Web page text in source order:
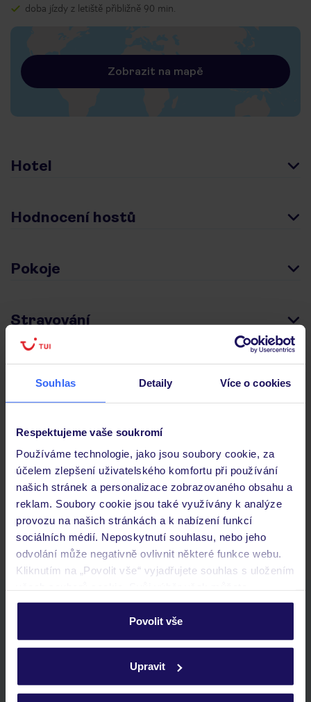
Souhlas Detaily Více o cookies
Respektujeme vaše soukromí
Používáme technologie, jako jsou soubory cookie, za
účelem zlepšení uživatelského komfortu při používání
našich stránek a personalizace zobrazovaného obsahu a
reklam. Soubory cookie jsou také využívány k analýze
provozu na našich stránkách a k nabízení funkcí
sociálních médií. Neposkytnutí souhlasu, nebo jeho
odvolání může negativně ovlivnit některé funkce webu.
Kliknutím na „Povolit vše“ vyjadřujete souhlas s uložením
personalizovat v sekci „Personalizace“.
Podrobné informace o souborech cookie naleznete v
ochrany osobních údajů.
Povolit vše
Upravit
doba jízdy z letiště přibližně 90 min.
Zobrazit na mapě
Hotel
Hodnocení hostů
Pokoje
Stravování
Často kladené otázky
Jaké doklady jsou potřebné při cestování?
Budeme ubytováni ihned po příjezdu do hotelu?
Kam jít po přistání a vyzvednutí zavazadel?
Zobrazit další
Stáhněte si bezplatnou aplikaci TUI
rychlé vyhledávání a prohlížení nabídek
seznam oblíbených nabídek a možnost jejich sdílení
kontakt s TUI a všechny informace o tvé rezervaci v myTUI